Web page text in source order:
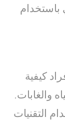
باستخدام
كيفية
والغابات.
التقنيات